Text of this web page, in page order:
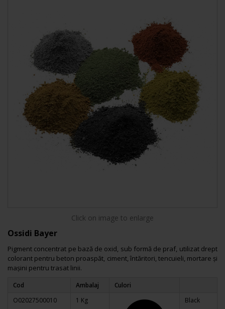
Click on image to enlarge
Ossidi Bayer
Pigment concentrat pe bază de oxid, sub formă de praf, utilizat drept
colorant pentru beton proaspăt, ciment, întăritori, tencuieli, mortare și
mașini pentru trasat linii.
Cod Ambalaj
Culori
O02027500010
1 Kg Black